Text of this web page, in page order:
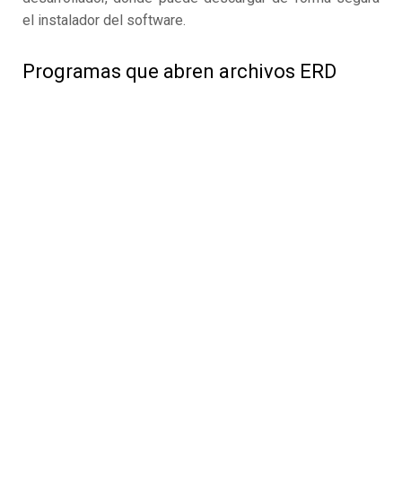
el instalador del software.
Programas que abren archivos ERD